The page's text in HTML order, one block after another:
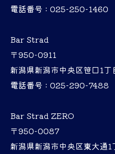
電話番号 : 025-250-1460
Bar Strad
〒950-0911
新潟県新潟市中央区笹口1
電話番号 : 025-290-7488
Bar Strad ZERO
〒950-0087
新潟県新潟市中央区東大通